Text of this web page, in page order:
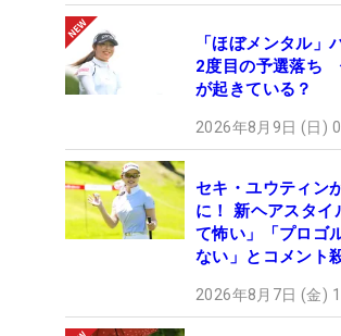
「ほぼメンタル」
2度目の予選落ち
が起きている？
2026年8月9日 (日)
セキ・ユウティン
に！ 新ヘアスタイ
て怖い」「プロゴ
ない」とコメント
2026年8月7日 (金)